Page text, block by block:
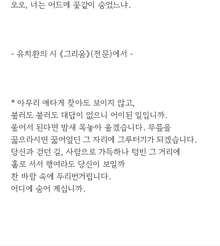
오오, 너는 어드메 꽃같이 숨었느냐.
- 유치환의 시 《그리움》(전문)에서 -
* 아무리 애타게 찾아도 보이지 않고,
불러도 불러도 대답이 없으니 어이된 일입니까.
울어서 된다면 밤새 목놓아 울겠습니다. 무릎을
꿇으라시면 꿇어엎딘 그 자리에 그루터기가 되겠습니다.
당신과 걷던 길, 사람으로 가득하나 텅빈 그 거리에
홀로 서서 행여라도 당신이 보일까
찬 바람 속에 두리번거립니다.
어디에 숨어 계십니까.